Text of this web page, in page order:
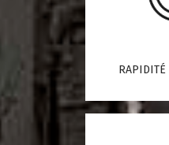
RAPIDITÉ